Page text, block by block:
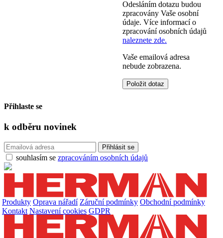
Odesláním dotazu budou
zpracovány Vaše osobní
údaje. Více informací o
zpracování osobních údajů
naleznete zde.
Vaše emailová adresa
nebude zobrazena.
Přihlaste se
k odběru novinek
souhlasím se zpracováním osobních údajů
Produkty Oprava nářadí Záruční podmínky Obchodní podmínky
Kontakt Nastavení cookies GDPR